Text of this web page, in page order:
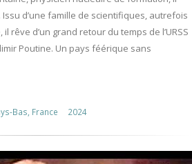
Issu d’une famille de scientifiques, autrefois
rêve d’un grand retour du temps de l’URSS
Poutine. Un pays féérique sans
Bas, France 2024